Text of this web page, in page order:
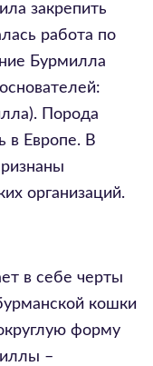
закрепить
работа по
Бурмилла
Порода
в Европе. В
организаций.
в себе черты
кошки
форму
–